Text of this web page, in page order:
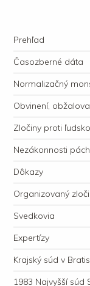
justície
Navigation
Skip to content
Prehľad
Časozberné dáta
Normalizačný
Obvinení,
Zločiny proti
Nezákonnosti
Dôkazy
Organizovaný
Svedkovia
Expertízy
Krajský súd v
1983 Najvyšší súd